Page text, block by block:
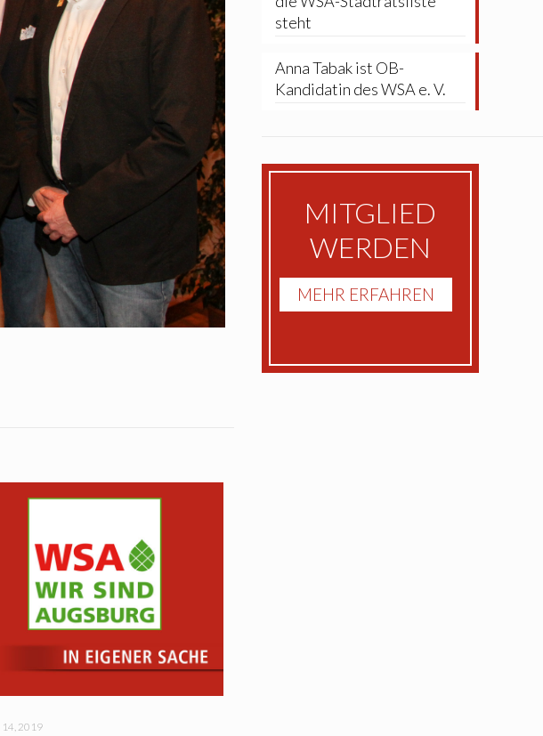
14, 2019
steht
Anna Tabak ist OB-
Kandidatin des WSA e. V.
MITGLIED
WERDEN
MEHR ERFAHREN